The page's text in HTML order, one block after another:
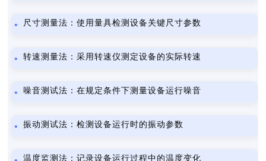
尺寸测量法：使用量具检测设备关键尺寸参数
转速测量法：采用转速仪测定设备的实际转速
噪音测试法：在规定条件下测量设备运行噪音
振动测试法：检测设备运行时的振动参数
温度监测法：记录设备运行过程中的温度变化